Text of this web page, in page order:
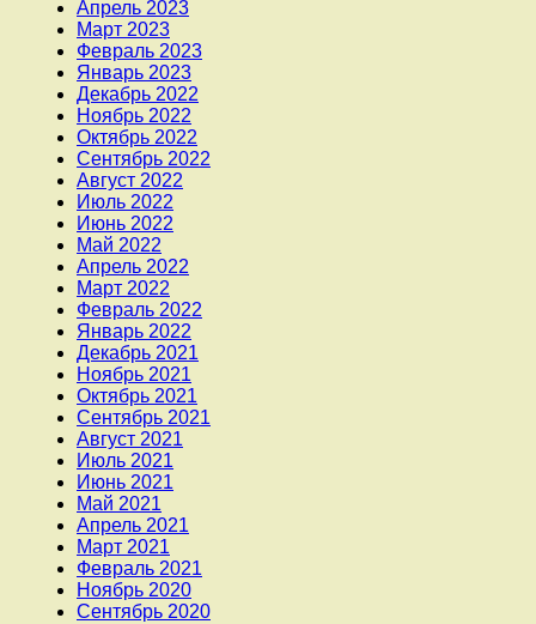
Апрель 2023
Март 2023
Февраль 2023
Январь 2023
Декабрь 2022
Ноябрь 2022
Октябрь 2022
Сентябрь 2022
Август 2022
Июль 2022
Июнь 2022
Май 2022
Апрель 2022
Март 2022
Февраль 2022
Январь 2022
Декабрь 2021
Ноябрь 2021
Октябрь 2021
Сентябрь 2021
Август 2021
Июль 2021
Июнь 2021
Май 2021
Апрель 2021
Март 2021
Февраль 2021
Ноябрь 2020
Сентябрь 2020